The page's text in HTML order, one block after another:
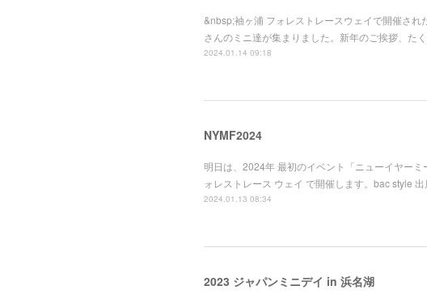
&nbsp;袖ヶ浦 フォレストレースウェイで開催さ
さんのミニ達が集まりました。新年のご挨拶、た
2024.01.14 09:18
NYMF2024
明日は、2024年 最初のイベント「ニューイヤー
ォレストレース ウェイ で開催します。bac style
2024.01.13 08:34
2023 ジャパンミニデイ in 浜名湖